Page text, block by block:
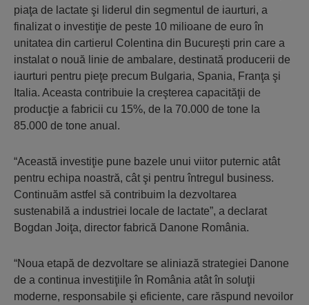
piaţa de lactate şi liderul din segmentul de iaurturi, a
finalizat o investiţie de peste 10 milioane de euro în
unitatea din cartierul Colentina din Bucureşti prin care a
instalat o nouă linie de ambalare, destinată producerii de
iaurturi pentru pieţe precum Bulgaria, Spania, Franţa şi
Italia. Aceasta contribuie la creşterea capacităţii de
producţie a fabricii cu 15%, de la 70.000 de tone la
85.000 de tone anual.
“Această investiţie pune bazele unui viitor puternic atât
pentru echipa noastră, cât şi pentru întregul business.
Continuăm astfel să contribuim la dezvoltarea
sustenabilă a industriei locale de lactate”, a declarat
Bogdan Joiţa, director fabrică Danone România.
“Noua etapă de dezvoltare se aliniază strategiei Danone
de a continua investiţiile în România atât în soluţii
moderne, responsabile şi eficiente, care răspund nevoilor